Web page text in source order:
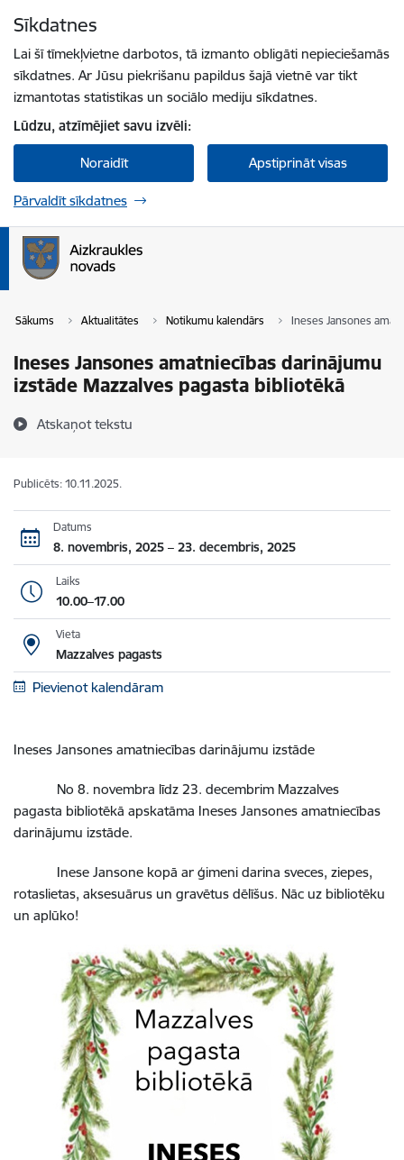
Sīkdatnes
Lai šī tīmekļvietne darbotos, tā izmanto obligāti nepieciešamās
sīkdatnes. Ar Jūsu piekrišanu papildus šajā vietnē var tikt
izmantotas statistikas un sociālo mediju sīkdatnes.
Lūdzu, atzīmējiet savu izvēli:
Noraidīt Apstiprināt visas
Pārvaldīt sīkdatnes
Sākums Aktualitātes Notikumu kalendārs Ineses Jansones
Ineses Jansones amatniecības darinājumu
izstāde Mazzalves pagasta bibliotēkā
Atskaņot tekstu
Publicēts: 10.11.2025.
Datums
8. novembris, 2025 – 23. decembris, 2025
Laiks
10.00–17.00
Vieta
Mazzalves pagasts
Pievienot kalendāram
Ineses Jansones amatniecības darinājumu izstāde
No 8. novembra līdz 23. decembrim Mazzalves
pagasta bibliotēkā apskatāma Ineses Jansones amatniecības
darinājumu izstāde.
Inese Jansone kopā ar ģimeni darina sveces, ziepes,
rotaslietas, aksesuārus un gravētus dēlīšus. Nāc uz bibliotēku
un aplūko!